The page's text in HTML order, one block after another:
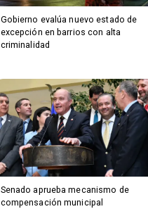
Gobierno evalúa nuevo estado de
excepción en barrios con alta
criminalidad
Senado aprueba mecanismo de
compensación municipal